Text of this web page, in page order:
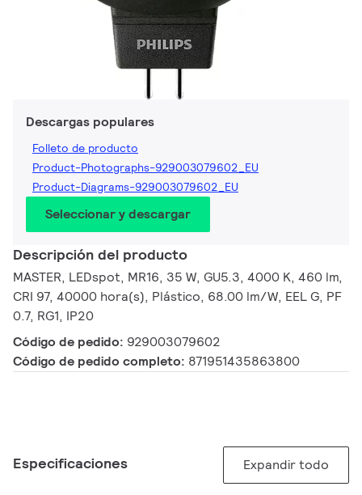
Descargas populares
Folleto de producto
Product-Photographs-929003079602_EU
Product-Diagrams-929003079602_EU
Seleccionar y descargar
Descripción del producto
MASTER, LEDspot, MR16, 35 W, GU5.3, 4000 K, 460 lm,
CRI 97, 40000 hora(s), Plástico, 68.00 lm/W, EEL G, PF
0.7, RG1, IP20
Código de pedido: 929003079602
Código de pedido completo: 871951435863800
Especificaciones Expandir todo